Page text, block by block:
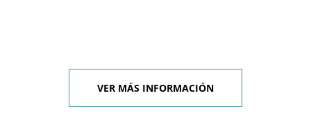
VER MÁS INFORMACIÓN